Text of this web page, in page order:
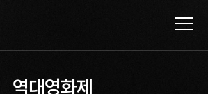
역대영화제